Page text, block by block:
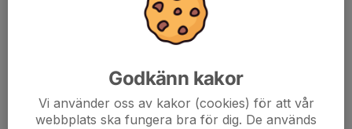
Godkänn kakor
Vi använder oss av kakor (cookies) för att vår
webbplats ska fungera bra för dig. De används